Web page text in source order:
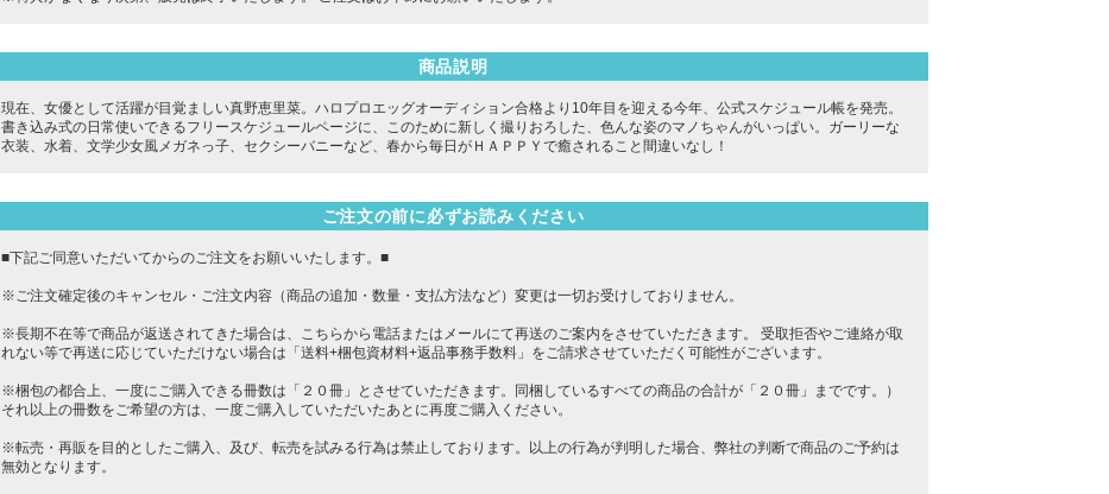
商品説明
現在、女優として活躍が目覚ましい真野恵里菜。ハロプロエッグオーディション合格より10年目を迎える今年、公式スケジュール帳を発売。
書き込み式の日常使いできるフリースケジュールページに、このために新しく撮りおろした、色んな姿のマノちゃんがいっぱい。ガーリーな
衣装、水着、文学少女風メガネっ子、セクシーバニーなど、春から毎日がＨＡＰＰＹで癒されること間違いなし！
ご注文の前に必ずお読みください
■下記ご同意いただいてからのご注文をお願いいたします。■
※ご注文確定後のキャンセル・ご注文内容（商品の追加・数量・支払方法など）変更は一切お受けしておりません。
※長期不在等で商品が返送されてきた場合は、こちらから電話またはメールにて再送のご案内をさせていただきます。 受取拒否やご連絡が取
れない等で再送に応じていただけない場合は「送料+梱包資材料+返品事務手数料」をご請求させていただく可能性がございます。
※梱包の都合上、一度にご購入できる冊数は「２０冊」とさせていただきます。同梱しているすべての商品の合計が「２０冊」までです。）
それ以上の冊数をご希望の方は、一度ご購入していただいたあとに再度ご購入ください。
※転売・再販を目的としたご購入、及び、転売を試みる行為は禁止しております。以上の行為が判明した場合、弊社の判断で商品のご予約は
無効となります。